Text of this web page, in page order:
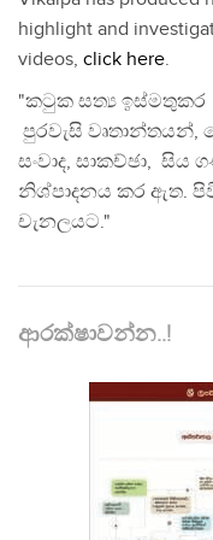
highlight and
videos, click here.
"කටුක සත්‍ය ඉස්මතුකර
පුරවැසි වෘතාන්තයන්,
සංවාද, සාකච්ඡා,
නිශ්පාදනය කර ඇත.
චැනලයට."
ආරක්ෂාවන්න..!